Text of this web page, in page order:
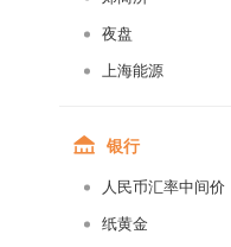
夜盘
上海能源
银行
人民币汇率中间价
纸黄金